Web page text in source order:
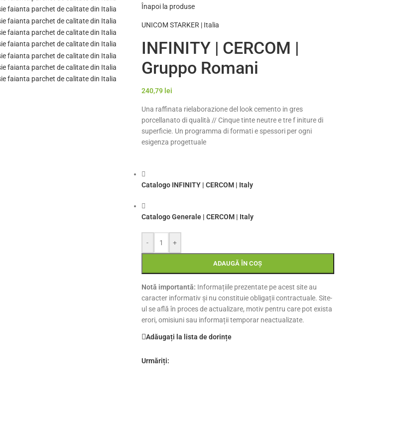
Înapoi la produse
UNICOM STARKER | Italia
INFINITY | CERCOM |
Gruppo Romani
240,79 lei
Una raffinata rielaborazione del look cemento in gres
porcellanato di qualità // Cinque tinte neutre e tre f initure di
superficie. Un programma di formati e spessori per ogni
esigenza progettuale
Catalogo INFINITY | CERCOM | Italy
Catalogo Generale | CERCOM | Italy
- +
ADAUGĂ ÎN COȘ
Notă importantă: Informațiile prezentate pe acest site au
caracter informativ și nu constituie obligații contractuale. Site-
ul se află în proces de actualizare, motiv pentru care pot exista
erori, omisiuni sau informații temporar neactualizate.
Adăugați la lista de dorințe
Urmăriți: